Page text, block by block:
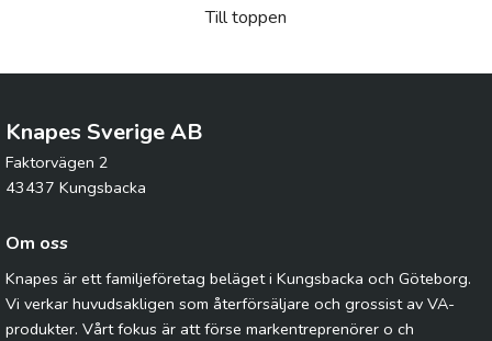
Till toppen
Knapes Sverige AB
Faktorvägen 2
43437 Kungsbacka
Om oss
Knapes är ett familjeföretag beläget i Kungsbacka och Göteborg.
Vi verkar huvudsakligen som återförsäljare och grossist av VA-
produkter. Vårt fokus är att förse markentreprenörer o ch